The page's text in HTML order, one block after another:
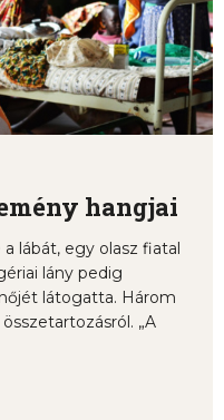
hangjai
lábát, egy olasz fiatal
lány pedig
látogatta. Három
„A